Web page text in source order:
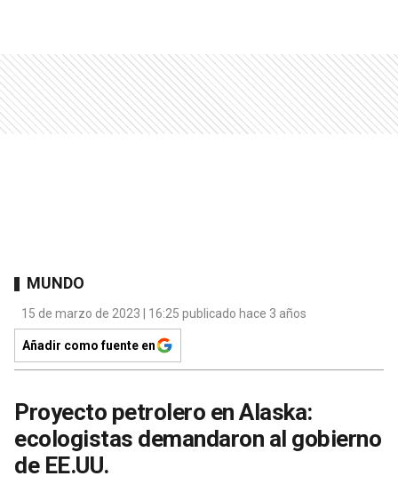
MUNDO
15 de marzo de 2023 | 16:25 publicado hace 3 años
Añadir como fuente en
Proyecto petrolero en Alaska:
ecologistas demandaron al gobierno
de EE.UU.